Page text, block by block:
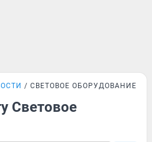
СВЕТОВОЕ ОБОРУДОВАНИЕ
Световое